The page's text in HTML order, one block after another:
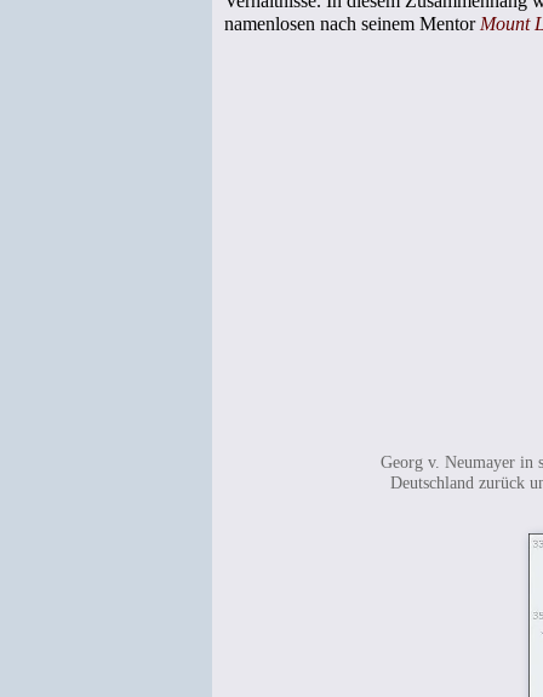
namenlosen nach seinem Mentor Mount
Georg v. Neumayer in
Deutschland zurück